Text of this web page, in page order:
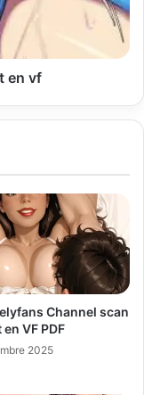
en vf
Channel scan
VF PDF
2025